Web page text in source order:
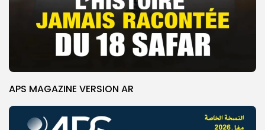
APS MAGAZINE VERSION AR